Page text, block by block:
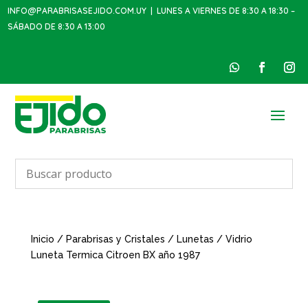
INFO@PARABRISASEJIDO.COM.UY | LUNES A VIERNES DE 8:30 A 18:30 –
SÁBADO DE 8:30 A 13:00
Inicio / Parabrisas y Cristales / Lunetas / Vidrio
Luneta Termica Citroen BX año 1987